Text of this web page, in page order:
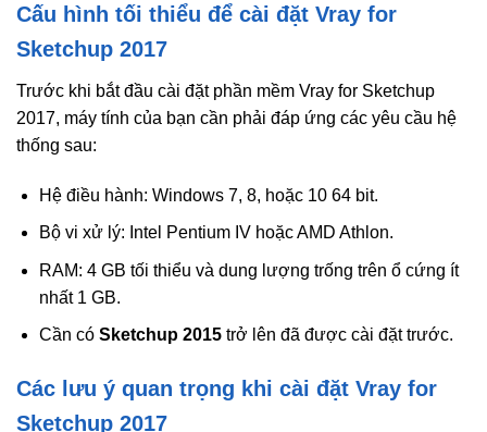
Cấu hình tối thiểu để cài đặt Vray for
Sketchup 2017
Trước khi bắt đầu cài đặt phần mềm Vray for Sketchup
2017, máy tính của bạn cần phải đáp ứng các yêu cầu hệ
thống sau:
Hệ điều hành: Windows 7, 8, hoặc 10 64 bit.
Bộ vi xử lý: Intel Pentium IV hoặc AMD Athlon.
RAM: 4 GB tối thiểu và dung lượng trống trên ổ cứng ít
nhất 1 GB.
Cần có Sketchup 2015trở lên đã được cài đặt trước.
Các lưu ý quan trọng khi cài đặt Vray for
Sketchup 2017